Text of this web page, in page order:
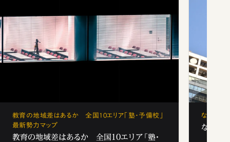
教育の地域差はあるか 全国10エリア「塾・予備校」
最新勢力マップ
教育の地域差はあるか 全国10エリア「塾・
なぜ「フ
なぜ「